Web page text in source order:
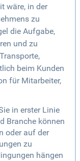
wäre, in der
zu
die Aufgabe,
und zu
beim Kunden
für Mitarbeiter,
in erster Linie
Branche können
oder auf der
zu
hängen